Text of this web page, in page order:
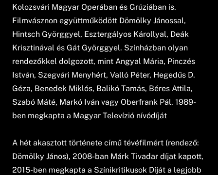
Kolozsvári Magyar Operában és Grúziában is.
Filmvásznon együttműködött Dömölky Jánossal,
Hintsch Györggyel, Esztergályos Károllyal, Deák
Krisztinával és Gát Györggyel. Színházban olyan
rendezőkkel dolgozott, mint Angyal Mária, Pinczés
István, Szegvári Menyhért, Valló Péter, Hegedűs D.
Géza, Benedek Miklós, Balikó Tamás, Béres Attila,
Szabó Máté, Markó Iván vagy Oberfrank Pál. 1989-
ben megkapta a Magyar Televízió nívódíját
A hét akasztott története című tévéfilmért (rendező:
Dömölky János), 2008-ban Márk Tivadar díjat kapott,
2015-ben megkapta a Színikritikusok Díját a legjobb